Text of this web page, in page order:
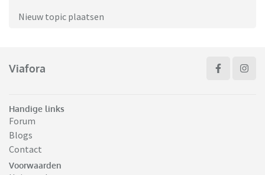
Nieuw topic plaatsen
Viafora
Handige links
Forum
Blogs
Contact
Voorwaarden